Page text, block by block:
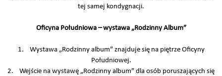
tej samej kondygnacji.
Oficyna Południowa – wystawa „Rodzinny Album”
1. Wystawa „Rodzinny album” znajduje się na piętrze Oficyny
Południowej.
2. Wejście na wystawę „Rodzinny album” dla osób poruszających się